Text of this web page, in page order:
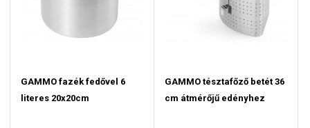
GAMMO fazék fedővel 6
literes 20x20cm
GAMMO tésztafőző betét 36
cm átmérőjű edényhez